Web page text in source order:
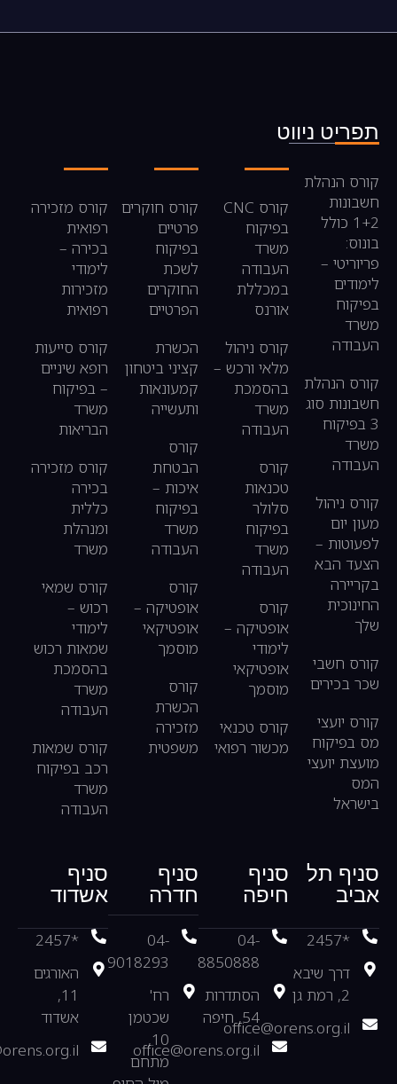
תפריט ניווט
קורס הנהלת
חשבונות
1+2 כולל
בונוס:
פריוריטי –
לימודים
בפיקוח
משרד
העבודה
קורס הנהלת
חשבונות סוג
3 בפיקוח
משרד
העבודה
קורס ניהול
מעון יום
לפעוטות –
הצעד הבא
בקריירה
החינוכית
שלך
קורס חשבי
שכר בכירים
קורס יועצי
מס בפיקוח
מועצת יועצי
המס
בישראל
קורס CNC
בפיקוח
משרד
העבודה
במכללת
אורנס
קורס ניהול
מלאי ורכש –
בהסמכת
משרד
העבודה
קורס
טכנאות
סלולר
בפיקוח
משרד
העבודה
קורס
אופטיקה –
לימודי
אופטיקאי
מוסמך
קורס טכנאי
מכשור רפואי
קורס חוקרים
פרטיים
בפיקוח
לשכת
החוקרים
הפרטיים
הכשרת
קציני ביטחון
קמעונאות
ותעשייה
קורס
הבטחת
איכות –
בפיקוח
משרד
העבודה
קורס
אופטיקה –
אופטיקאי
מוסמך
קורס
הכשרת
מזכירה
משפטית
קורס מזכירה
רפואית
בכירה –
לימודי
מזכירות
רפואית
קורס סייעות
רופא שיניים
– בפיקוח
משרד
הבריאות
קורס מזכירה
בכירה
כללית
ומנהלת
משרד
קורס שמאי
רכוש –
לימודי
שמאות רכוש
בהסמכת
משרד
העבודה
קורס שמאות
רכב בפיקוח
משרד
העבודה
סניף
אשדוד
*2457
האורגים
11,
אשדוד
סניף
חדרה
04-
9018293
רח'
שכטמן
10,
מתחם
סניף
חיפה
04-
8850888
הסתדרות
54, חיפה
office@orens.org.il
סניף תל
אביב
*2457
דרך שיבא
2, רמת גן
office@orens.org.il